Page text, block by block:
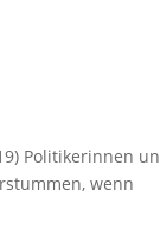
Politikerinnen
wenn